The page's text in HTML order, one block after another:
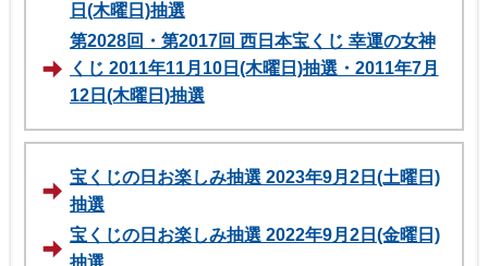
日(木曜日)抽選
第2028回・第2017回 西日本宝くじ 幸運の女神
くじ 2011年11月10日(木曜日)抽選・2011年7月
12日(木曜日)抽選
宝くじの日お楽しみ抽選 2023年9月2日(土曜日)
抽選
宝くじの日お楽しみ抽選 2022年9月2日(金曜日)
抽選